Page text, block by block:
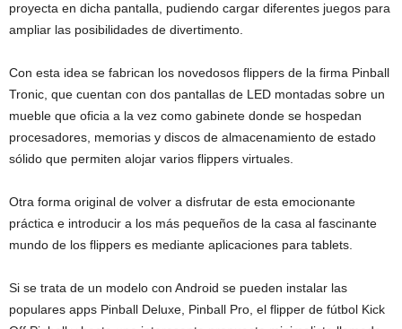
proyecta en dicha pantalla, pudiendo cargar diferentes juegos para
ampliar las posibilidades de divertimento.
Con esta idea se fabrican los novedosos flippers de la firma Pinball
Tronic, que cuentan con dos pantallas de LED montadas sobre un
mueble que oficia a la vez como gabinete donde se hospedan
procesadores, memorias y discos de almacenamiento de estado
sólido que permiten alojar varios flippers virtuales.
Otra forma original de volver a disfrutar de esta emocionante
práctica e introducir a los más pequeños de la casa al fascinante
mundo de los flippers es mediante aplicaciones para tablets.
Si se trata de un modelo con Android se pueden instalar las
populares apps Pinball Deluxe, Pinball Pro, el flipper de fútbol Kick